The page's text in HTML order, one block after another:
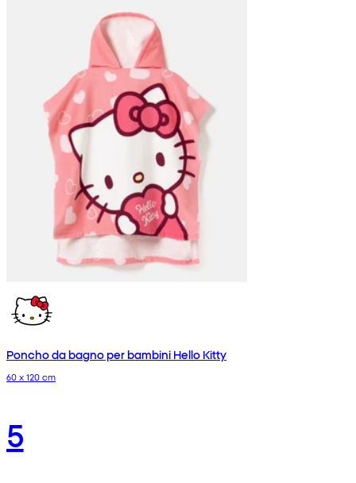
Poncho da bagno per bambini Hello Kitty
60 x 120 cm
5